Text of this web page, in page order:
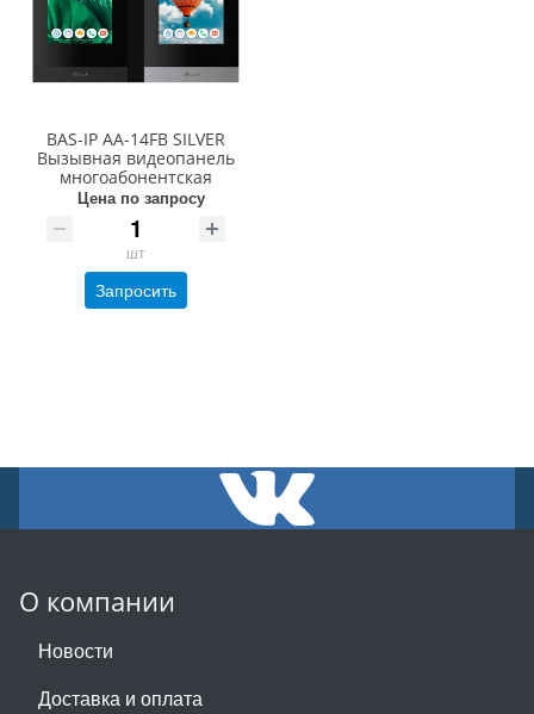
BAS-IP AA-14FB SILVER
Вызывная видеопанель
многоабонентская
Цена по запросу
шт
Запросить
О компании
Новости
Доставка и оплата